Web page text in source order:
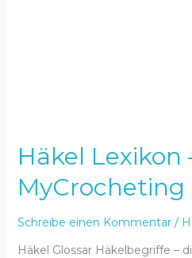
Häkel Lexikon
MyCrocheting
Schreibe einen Kommentar /
Häkel Glossar Häkelbegriffe –